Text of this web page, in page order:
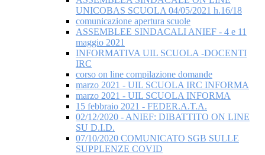
UNICOBAS SCUOLA 04/05/2021 h.16/18
comunicazione apertura scuole
ASSEMBLEE SINDACALI ANIEF - 4 e 11
maggio 2021
INFORMATIVA UIL SCUOLA -DOCENTI
IRC
corso on line compilazione domande
marzo 2021 - UIL SCUOLA IRC INFORMA
marzo 2021 - UIL SCUOLA INFORMA
15 febbraio 2021 - FEDER.A.T.A.
02/12/2020 - ANIEF: DIBATTITO ON LINE
SU D.I.D.
07/10/2020 COMUNICATO SGB SULLE
SUPPLENZE COVID